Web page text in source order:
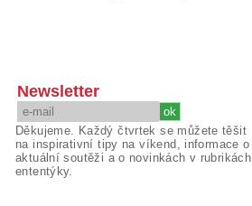
Newsletter
Děkujeme. Každý čtvrtek se můžete těšit
na inspirativní tipy na víkend, informace o
aktuální soutěži a o novinkách v rubrikách
ententýky.